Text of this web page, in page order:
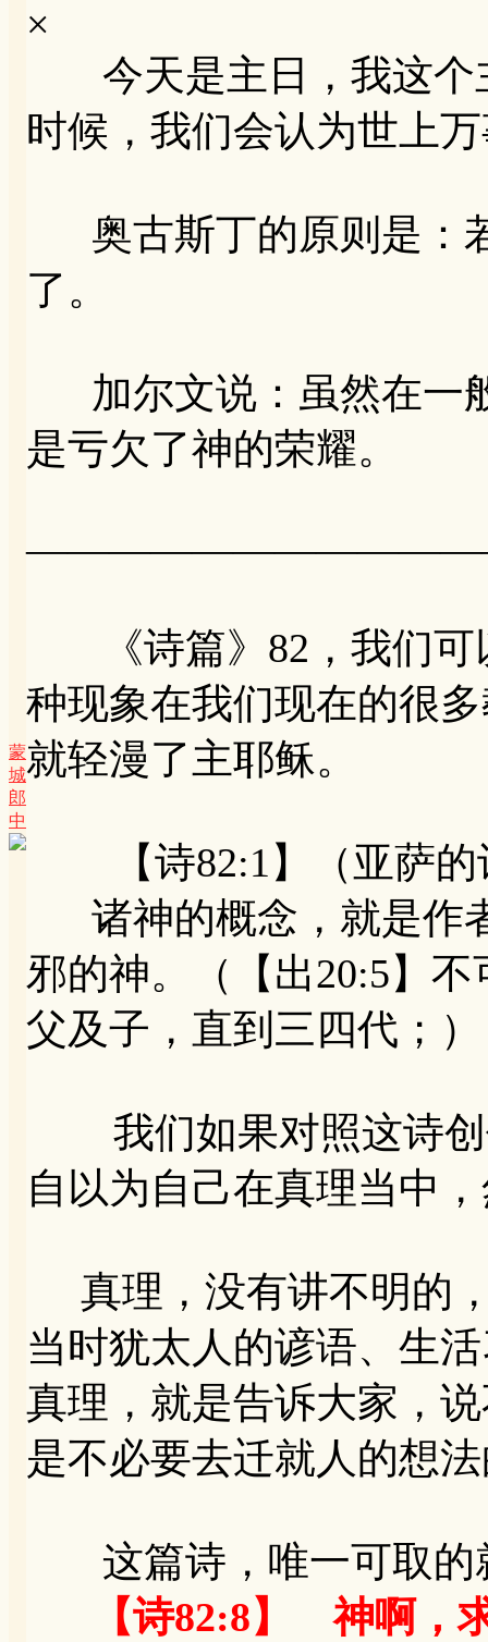
蒙
城
郎
中
×
今天是主日，我这个
时候，我们会认为世上
奥古斯丁的原则是：
了。
加尔文说：虽然在一
是亏欠了神的荣耀。
《诗篇》82，我们可
种现象在我们现在的很
就轻漫了主耶稣。
【诗82:1】（亚萨的
诸神的概念，就是作
邪的神。（【出20:5】
父及子，直到三四代；）
我们如果对照这诗创
自以为自己在真理当中
真理，没有讲不明的，
当时犹太人的谚语、生
真理，就是告诉大家，
是不必要去迁就人的想
这篇诗，唯一可取的
【诗82:8】 神啊，